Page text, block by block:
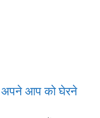
अपने आप को घेरने